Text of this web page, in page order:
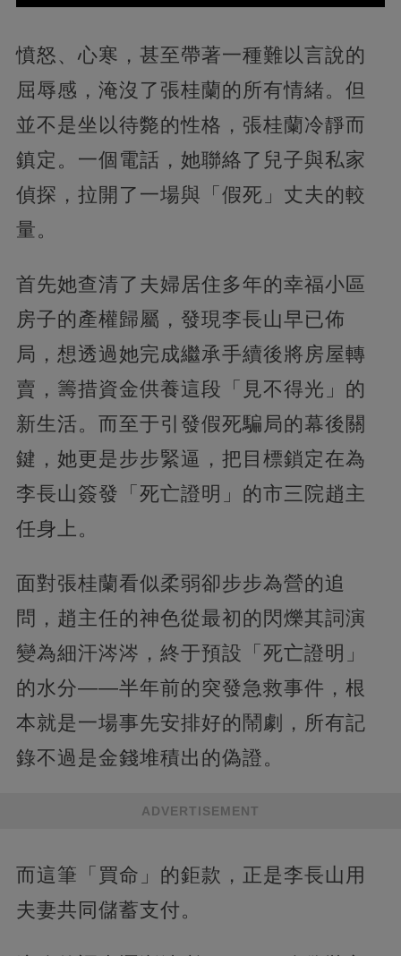
憤怒、心寒，甚至帶著一種難以言說的
屈辱感，淹沒了張桂蘭的所有情緒。但
並不是坐以待斃的性格，張桂蘭冷靜而
鎮定。一個電話，她聯絡了兒子與私家
偵探，拉開了一場與「假死」丈夫的較
量。
首先她查清了夫婦居住多年的幸福小區
房子的產權歸屬，發現李長山早已佈
局，想透過她完成繼承手續後將房屋轉
賣，籌措資金供養這段「見不得光」的
新生活。而至于引發假死騙局的幕後關
鍵，她更是步步緊逼，把目標鎖定在為
李長山簽發「死亡證明」的市三院趙主
任身上。
面對張桂蘭看似柔弱卻步步為營的追
問，趙主任的神色從最初的閃爍其詞演
變為細汗涔涔，終于預設「死亡證明」
的水分——半年前的突發急救事件，根
本就是一場事先安排好的鬧劇，所有記
錄不過是金錢堆積出的偽證。
ADVERTISEMENT
而這筆「買命」的鉅款，正是李長山用
夫妻共同儲蓄支付。